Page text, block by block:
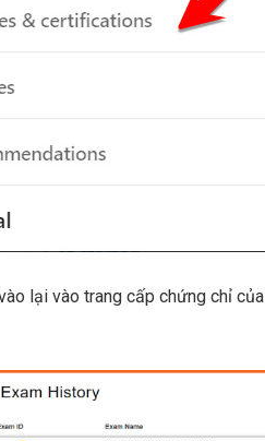
lại vào trang cấp chứng chỉ của